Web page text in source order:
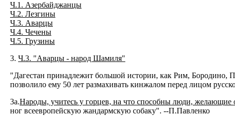
Ч.1. Азербайджанцы
Ч.2. Лезгины
Ч.3. Аварцы
Ч.4. Чечены
Ч.5. Грузины
3. Ч.3. "Аварцы - народ Шамиля"
"Дагестан принадлежит большой истории, как Рим, Бородино,
позволило ему 50 лет размахивать кинжалом перед лицом
3а.Народы, учитесь у горцев, на что способны люди, желающие
ног всеевропейскую жандармскую собаку". --П.Павленко